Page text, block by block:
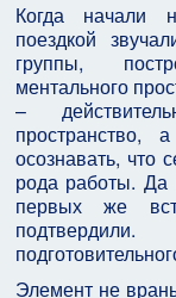
Когда начали
поездкой
группы,
ментального
–
пространство,
осознавать, что
рода работы. Да
первых же
Элемент не